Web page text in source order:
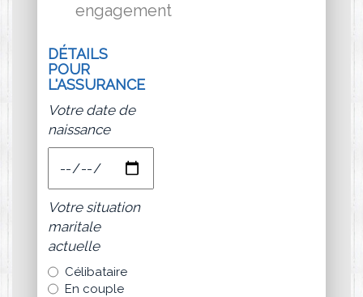
engagement
DÉTAILS
POUR
L'ASSURANCE
Votre date de
naissance
Votre situation
maritale
actuelle
Célibataire
En couple